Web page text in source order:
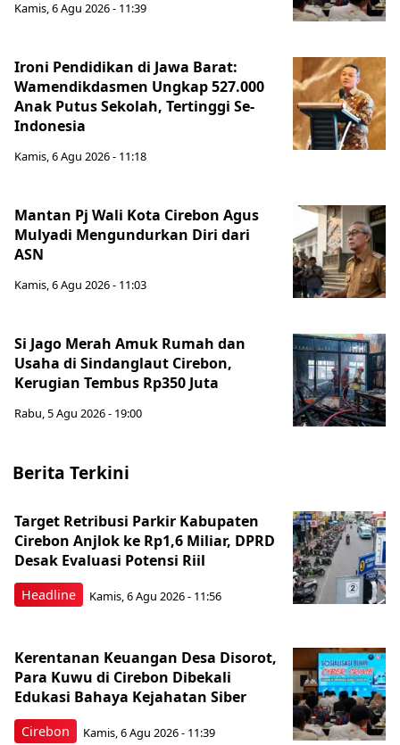
Kamis, 6 Agu 2026 - 11:39
Ironi Pendidikan di Jawa Barat:
Wamendikdasmen Ungkap 527.000
Anak Putus Sekolah, Tertinggi Se-
Indonesia
Kamis, 6 Agu 2026 - 11:18
Mantan Pj Wali Kota Cirebon Agus
Mulyadi Mengundurkan Diri dari
ASN
Kamis, 6 Agu 2026 - 11:03
Si Jago Merah Amuk Rumah dan
Usaha di Sindanglaut Cirebon,
Kerugian Tembus Rp350 Juta
Rabu, 5 Agu 2026 - 19:00
Berita Terkini
Headline
Target Retribusi Parkir Kabupaten
Cirebon Anjlok ke Rp1,6 Miliar, DPRD
Desak Evaluasi Potensi Riil
Kamis, 6 Agu 2026 - 11:56
Cirebon
Kerentanan Keuangan Desa Disorot,
Para Kuwu di Cirebon Dibekali
Edukasi Bahaya Kejahatan Siber
Kamis, 6 Agu 2026 - 11:39